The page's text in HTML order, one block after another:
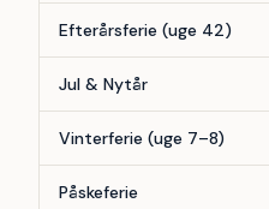
Efterårsferie (uge 42)
Jul & Nytår
Vinterferie (uge 7–8)
Påskeferie